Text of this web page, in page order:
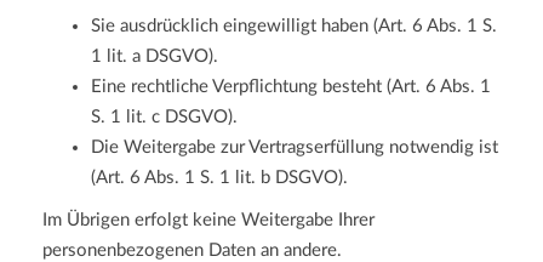
Sie ausdrücklich eingewilligt haben (Art. 6 Abs. 1 S.
1 lit. a DSGVO).
Eine rechtliche Verpflichtung besteht (Art. 6 Abs. 1
S. 1 lit. c DSGVO).
Die Weitergabe zur Vertragserfüllung notwendig ist
(Art. 6 Abs. 1 S. 1 lit. b DSGVO).
Im Übrigen erfolgt keine Weitergabe Ihrer
personenbezogenen Daten an andere.